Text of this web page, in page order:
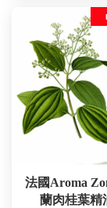
法國Aroma
蘭肉桂葉精